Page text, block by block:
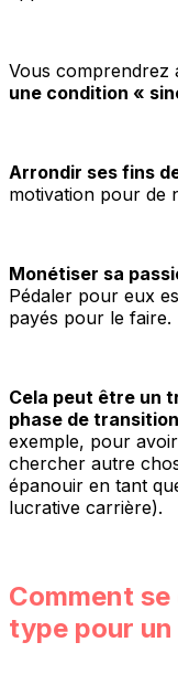
Vous comprendrez
une condition «
Arrondir ses fins
motivation pour de
Monétiser sa
Pédaler pour eux
payés pour le faire.
Cela peut être un
phase de
exemple, pour
chercher autre
épanouir en tant
lucrative carrière).
Comment
type pour